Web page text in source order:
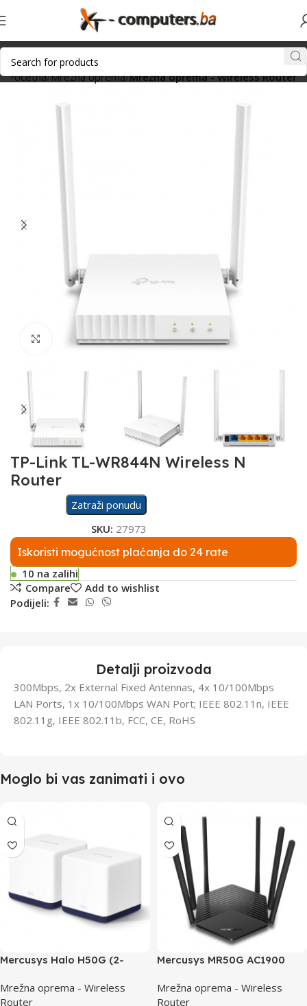
Početna Mrežna oprema Mrežna oprema - Wireless Router
Click to enlarge
TP-Link TL-WR844N Wireless N
Router
Zatraži ponudu
SKU: 27973
Iskoristi mogućnost plaćanja do 24 rate
10 na zalihi
Compare
Add to wishlist
Podijeli:
Detalji proizvoda
300Mbps, 2x External Fixed Antennas, 4x 10/100Mbps
LAN Ports, 1x 10/100Mbps WAN Port; IEEE 802.11n, IEEE
802.11g, IEEE 802.11b, FCC, CE, RoHS
Moglo bi vas zanimati i ovo
Mercusys Halo H50G (2-
Mesh Wi-Fi System
Mrežna oprema - Wireless
Router
Mercusys MR50G AC1900
Router
Mrežna oprema - Wireless
Router